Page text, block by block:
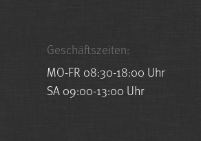
Geschäftszeiten:
MO-FR 08:30-18:00 Uhr
SA 09:00-13:00 Uhr